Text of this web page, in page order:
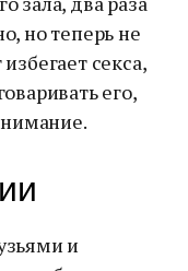
но теперь не
секса,
его,
и